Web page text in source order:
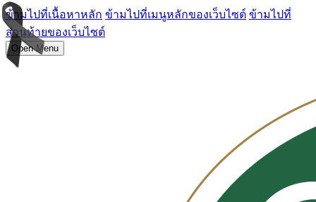
ข้ามไปที่เนื้อหาหลัก ข้ามไปที่เมนูหลักของเว็บไซต์ ข้ามไปที่
ส่วนท้ายของเว็บไซต์
Open Menu